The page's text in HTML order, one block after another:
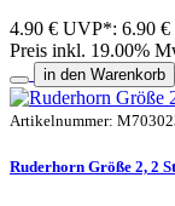
4.90 € UVP*: 6.90 €
Preis inkl. 19.00%
in den Warenkorb
Artikelnummer:
Ruderhorn Größe 2, 2